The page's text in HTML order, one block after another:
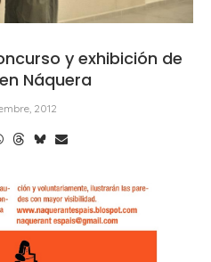
y exhibición de
Náquera
2012